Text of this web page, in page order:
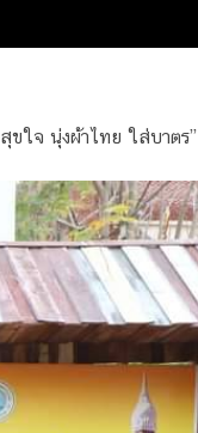
ใจ นุ่งผ้าไทย ใส่บาตร”